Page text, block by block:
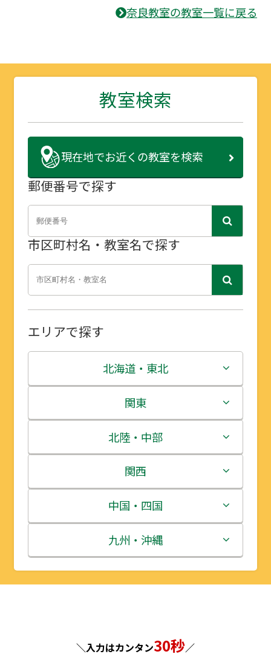
奈良教室の教室一覧に戻る
教室検索
現在地でお近くの教室を検索
郵便番号で探す
市区町村名・教室名で探す
エリアで探す
北海道・東北
北海道
青森県
岩手県
宮城県
秋田県
山形県
関東
茨城県
栃木県
群馬県
埼玉県
千葉県
神奈川県
北陸・中部
新潟県
富山県
石川県
福井県
関西
三重県
滋賀県
京都府
中国・四国
鳥取県
島根県
九州・沖縄
福岡県
長崎県
＼入力はカンタン30秒／